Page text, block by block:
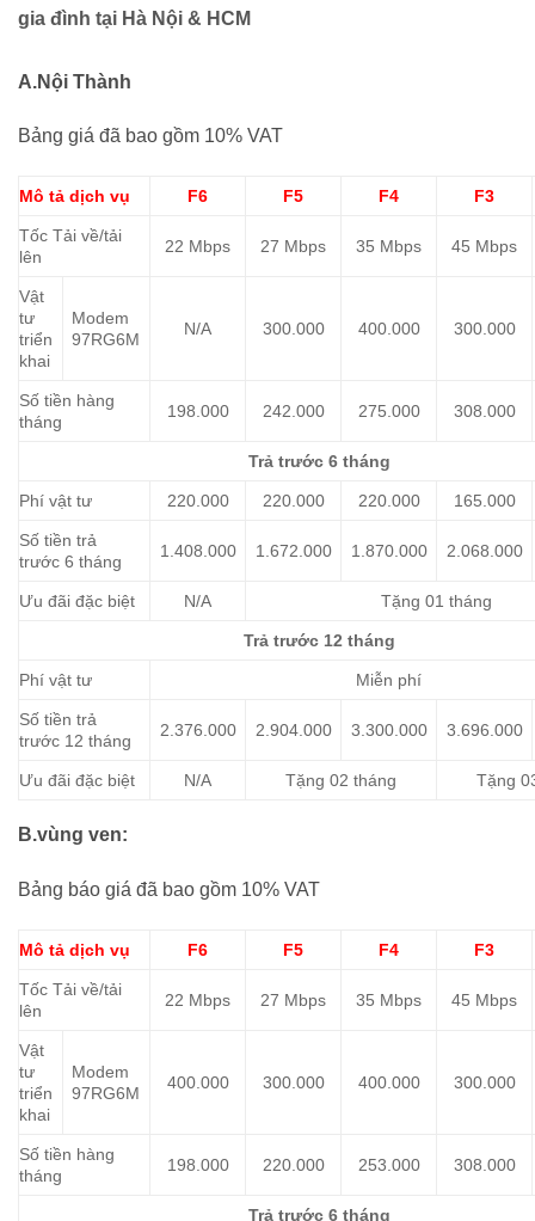
gia đình tại Hà Nội & HCM
A.Nội Thành
Bảng giá đã bao gồm 10% VAT
Mô tả dịch vụ F6 F5 F4 F3
Tốc Tải về/tải
lên
22 Mbps 27 Mbps 35 Mbps 45 Mbps
Vật
tư
triển
khai
Modem
97RG6M
N/A 300.000 400.000 300.000
Số tiền hàng
tháng
198.000 242.000 275.000 308.000
Trả trước 6 tháng
Phí vật tư 220.000 220.000 220.000 165.000
Số tiền trả
trước 6 tháng
1.408.000 1.672.000 1.870.000 2.068.000
Ưu đãi đặc biệt N/A Tặng 01 tháng
Trả trước 12 tháng
Phí vật tư Miễn phí
Số tiền trả
trước 12 tháng
2.376.000 2.904.000 3.300.000 3.696.000
Ưu đãi đặc biệt N/A Tặng 02 tháng Tặng
B.vùng ven:
Bảng báo giá đã bao gồm 10% VAT
Mô tả dịch vụ F6 F5 F4 F3
Tốc Tải về/tải
lên
22 Mbps 27 Mbps 35 Mbps 45 Mbps
Vật
tư
triển
khai
Modem
97RG6M
400.000 300.000 400.000 300.000
Số tiền hàng
tháng
198.000 220.000 253.000 308.000
Trả trước 6 tháng